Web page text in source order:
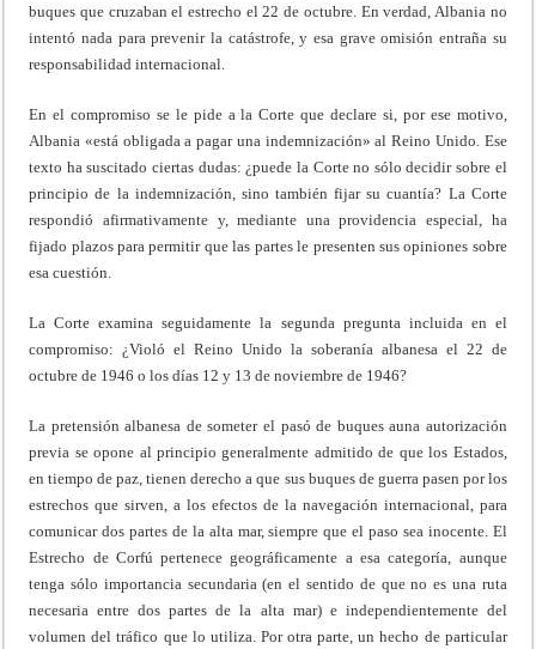
buques que cruzaban el estrecho el 22 de octubre. En verdad, Albania no
intentó nada para prevenir la catástrofe, y esa grave omisión entraña su
responsabilidad internacional.
En el compromiso se le pide a la Corte que declare si, por ese motivo,
Albania «está obligada a pagar una indemnización» al Reino Unido. Ese
texto ha suscitado ciertas dudas: ¿puede la Corte no sólo decidir sobre el
principio de la indemnización, sino también fijar su cuantía? La Corte
respondió afirmativamente y, mediante una providencia especial, ha
fijado plazos para permitir que las partes le presenten sus opiniones sobre
esa cuestión.
La Corte examina seguidamente la segunda pregunta incluida en el
compromiso: ¿Violó el Reino Unido la soberanía albanesa el 22 de
octubre de 1946 o los días 12 y 13 de noviembre de 1946?
La pretensión albanesa de someter el pasó de buques auna autorización
previa se opone al principio generalmente admitido de que los Estados,
en tiempo de paz, tienen derecho a que sus buques de guerra pasen por los
estrechos que sirven, a los efectos de la navegación internacional, para
comunicar dos partes de la alta mar, siempre que el paso sea inocente. El
Estrecho de Corfú pertenece geográficamente a esa categoría, aunque
tenga sólo importancia secundaria (en el sentido de que no es una ruta
necesaria entre dos partes de la alta mar) e independientemente del
volumen del tráfico que lo utiliza. Por otra parte, un hecho de particular